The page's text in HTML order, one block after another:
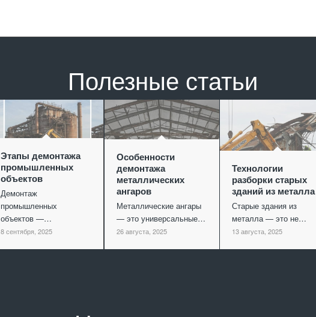
Полезные статьи
Этапы демонтажа
промышленных
объектов
Демонтаж
промышленных
объектов —…
8 сентября, 2025
Особенности
демонтажа
металлических
ангаров
Металлические ангары
— это универсальные…
26 августа, 2025
Технологии
разборки старых
зданий из металла
Старые здания из
металла — это не…
13 августа, 2025